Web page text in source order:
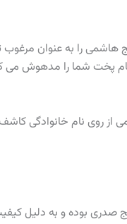
هاشمی را به عنوان مرغوب
پخت شما را مدهوش می
از روی نام خانوادگی
صدری بوده و به دلیل